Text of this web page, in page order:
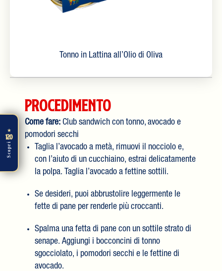
Tonno in Lattina all’Olio di Oliva
Procedimento
Come fare: Club sandwich con tonno, avocado e
pomodori secchi
Taglia l’avocado a metà, rimuovi il nocciolo e,
con l’aiuto di un cucchiaino, estrai delicatamente
la polpa. Taglia l’avocado a fettine sottili.
Se desideri, puoi abbrustolire leggermente le
fette di pane per renderle più croccanti.
Spalma una fetta di pane con un sottile strato di
senape. Aggiungi i bocconcini di tonno
sgocciolato, i pomodori secchi e le fettine di
avocado.
★
120
Scopri